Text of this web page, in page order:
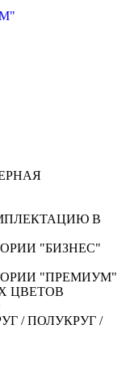
В
"БИЗНЕС"
"ПРЕМИУМ"
ЦВЕТОВ
/ ПОЛУКРУГ /